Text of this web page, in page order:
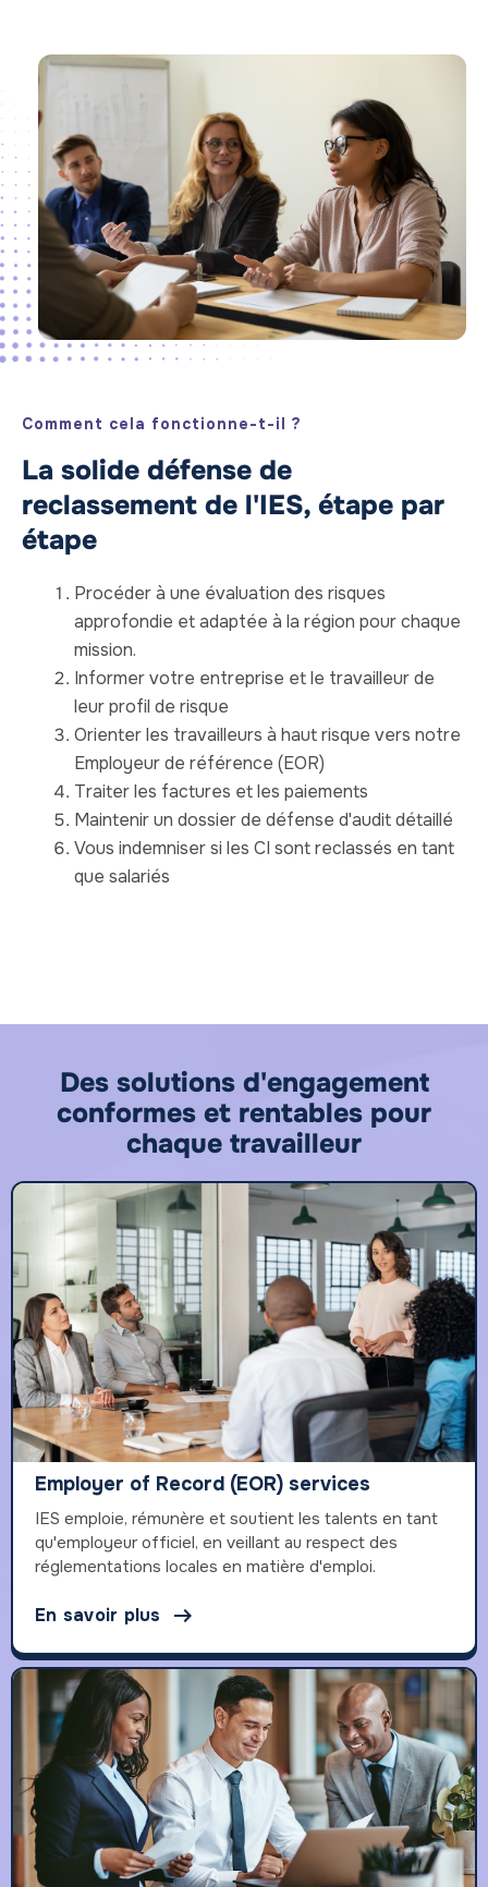
Comment cela fonctionne-t-il ?
La solide défense de
reclassement de l'IES, étape par
étape
Procéder à une évaluation des risques
approfondie et adaptée à la région pour chaque
mission.
Informer votre entreprise et le travailleur de
leur profil de risque
Orienter les travailleurs à haut risque vers notre
Employeur de référence (EOR)
Traiter les factures et les paiements
Maintenir un dossier de défense d'audit détaillé
Vous indemniser si les CI sont reclassés en tant
que salariés
Des solutions d'engagement
conformes et rentables pour
chaque travailleur
Employer of Record (EOR) services
IES emploie, rémunère et soutient les talents en tant
qu'employeur officiel, en veillant au respect des
réglementations locales en matière d'emploi.
En savoir plus 